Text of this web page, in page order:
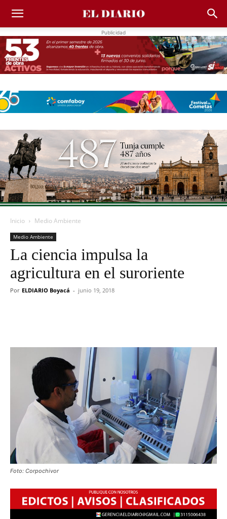
Publicidad
Inicio Medio Ambiente
Medio Ambiente
La ciencia impulsa la
agricultura en el suroriente
Por ELDIARIO Boyacá - junio 19, 2018
Foto: Corpochivor